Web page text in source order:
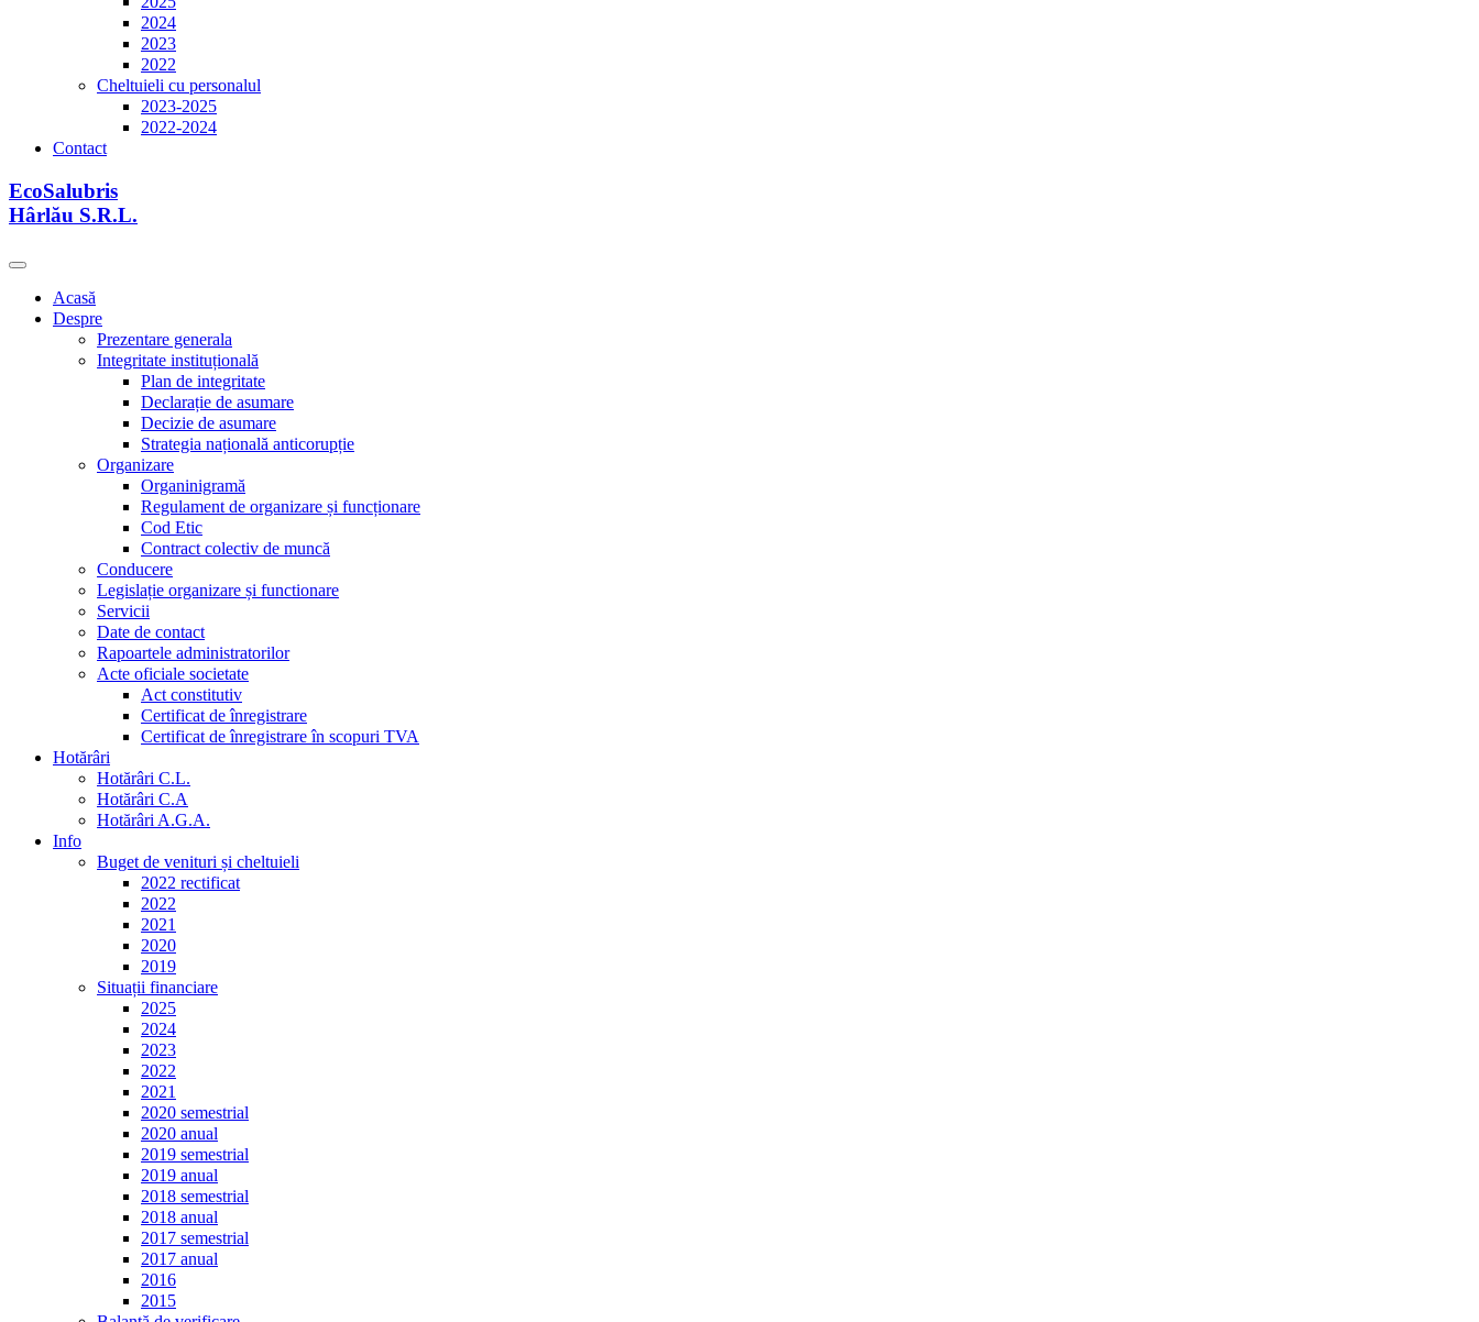
2024
2023
2022
Cheltuieli cu personalul
2023-2025
2022-2024
Contact
EcoSalubris
Hârlău S.R.L.
Acasă
Despre
Prezentare generala
Integritate instituțională
Plan de integritate
Declarație de asumare
Decizie de asumare
Strategia națională anticorupție
Organizare
Organinigramă
Regulament de organizare și funcționare
Cod Etic
Contract colectiv de muncă
Conducere
Legislație organizare și functionare
Servicii
Date de contact
Rapoartele administratorilor
Acte oficiale societate
Act constitutiv
Certificat de înregistrare
Certificat de înregistrare în scopuri TVA
Hotărâri
Hotărâri C.L.
Hotărâri C.A
Hotărâri A.G.A.
Info
Buget de venituri și cheltuieli
2022 rectificat
2022
2021
2020
2019
Situații financiare
2025
2024
2023
2022
2021
2020 semestrial
2020 anual
2019 semestrial
2019 anual
2018 semestrial
2018 anual
2017 semestrial
2017 anual
2016
2015